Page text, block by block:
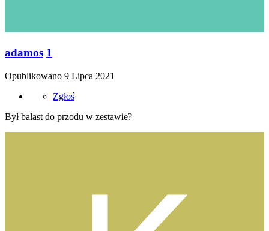
adamos 1
Opublikowano 9 Lipca 2021
Zgłoś
Był balast do przodu w zestawie?